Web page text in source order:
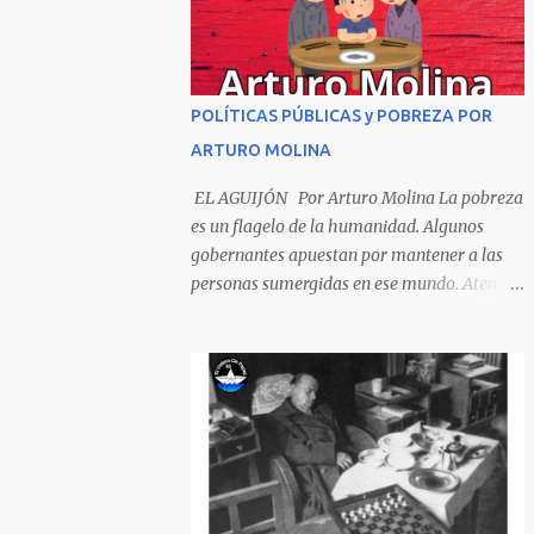
Sombrero encintado y chupa de boda. -
¡Muchacho, no salgas!- le grita mamá pero
él hace un gesto y orondo se va. Halló en el
camino, a un ratón vecino Y le dijo: -¡amigo!-
venga usted conmigo, Visitemos juntos a
doña ratona Y habrá francachela y habrá
comilona. A poco llegaron, y avanza ratón,
Estírase el cuello, coge el aldabón, Da dos o
tres golpes, preguntan: ¿quién es? -Yo doña
ratona, beso a usted los pies ¿Está usted en
algodón, pero eso no importa; bienvenidos
son. Se hicieron la venia, se dieron la mano, Y
dice Rat...
POLÍTICAS PÚBLICAS y POBREZA POR
ARTURO MOLINA
EL AGUIJÓN Por Arturo Molina La pobreza
es un flagelo de la humanidad. Algunos
gobernantes apuestan por mantener a las
personas sumergidas en ese mundo. Atentan
elude la política pública que cimiente las
bases para minimizar el impacto negativo
en el desarrollo de los países. Desarrollados,
sub desarrollados, atrasados y como se les
quiera llamar, son parte de un escenario
donde se conjuga el poder y el control en